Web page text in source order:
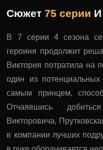
Сюжет 75 серии И
В 7 серии 4 сезона
героиня продолжит
Виктория потратила на
один из
самым принцем,
Отчаявшись
Викторовича,
в компании лучших